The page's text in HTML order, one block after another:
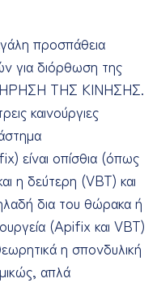
προσπάθεια
για διόρθωση της
ΤΗΣ ΚΙΝΗΣΗΣ.
καινούργιες
είναι οπίσθια (όπως
η δεύτερη (VBT) και
δια του θώρακα ή
(Apifix και VBT)
η σπονδυλική
απλά